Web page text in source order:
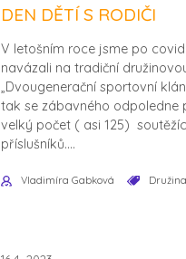
DEN DĚTÍ S RODIČI
V letošním roce jsme po
navázali na tradiční
„Dvougenerační sportovní
tak se zábavného odpoledne
velký počet ( asi 125)
příslušníků....
Vladimíra Gabková Družina